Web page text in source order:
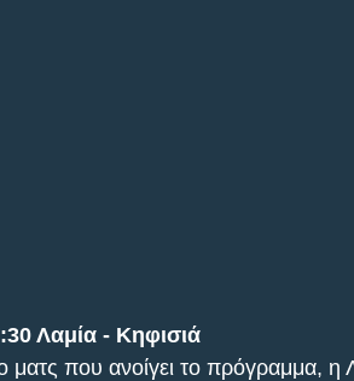
Λαμία - Κηφισιά
ματς που ανοίγει το πρόγραμμα, η